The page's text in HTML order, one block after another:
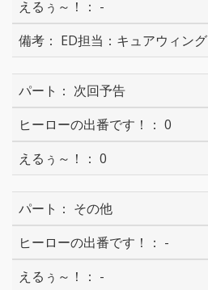
-
ED担当：キュアウィング
次回予告
0
0
その他
-
-